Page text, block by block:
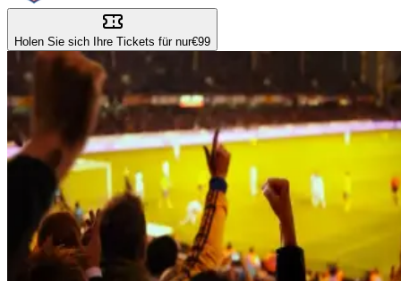
Holen Sie sich Ihre Tickets für nur€99